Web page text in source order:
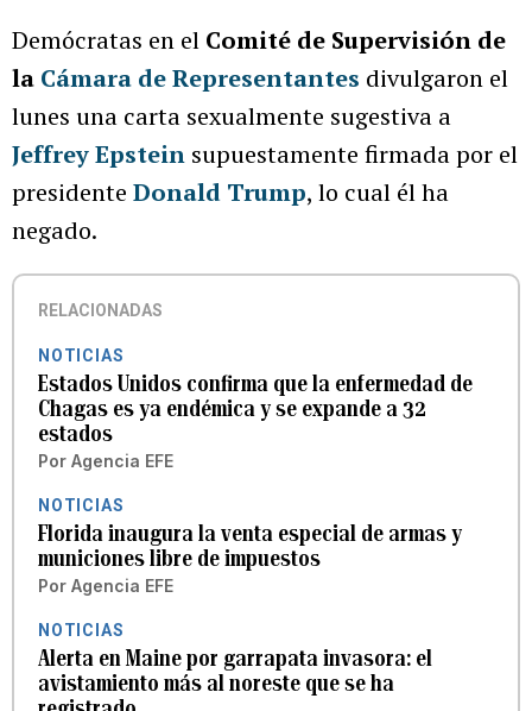
Demócratas en el Comité de Supervisión de
la Cámara de Representantes divulgaron el
lunes una carta sexualmente sugestiva a
Jeffrey Epstein supuestamente firmada por el
presidente Donald Trump, lo cual él ha
negado.
RELACIONADAS
NOTICIAS
Estados Unidos confirma que la enfermedad de
Chagas es ya endémica y se expande a 32
estados
Por Agencia EFE
NOTICIAS
Florida inaugura la venta especial de armas y
municiones libre de impuestos
Por Agencia EFE
NOTICIAS
Alerta en Maine por garrapata invasora: el
avistamiento más al noreste que se ha